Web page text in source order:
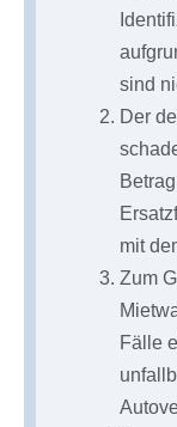
sind
Der
mit
Zum
Fälle